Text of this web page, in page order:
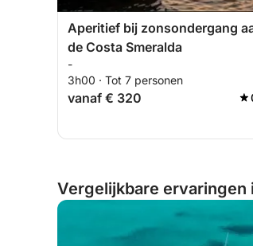
Aperitief bij zonsondergang
de Costa Smeralda
-
3h00 · Tot 7 personen
vanaf € 320
Vergelijkbare ervaringen